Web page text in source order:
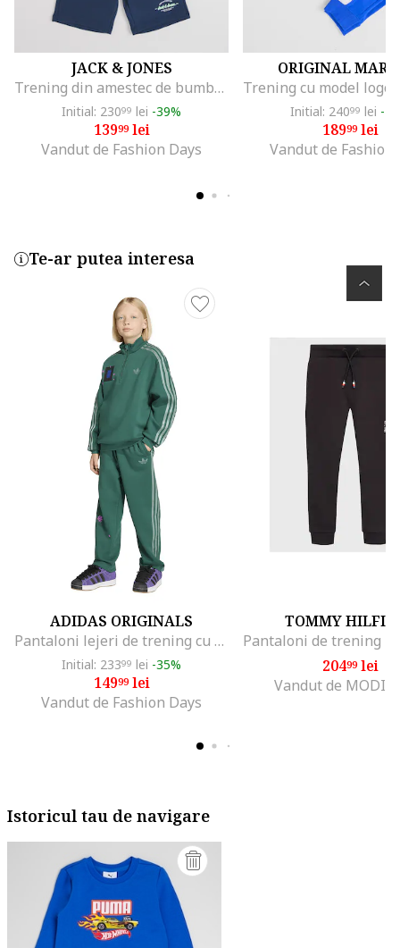
JACK & JONES
Trening din amestec de bumbac organic cu pantaloni scurti, Bleumarin
Initial: 23099 lei -39%
13999lei
Vandut de Fashion Days
ORIGINAL
Initial: 24099 lei -
18999lei
Vandut de Fashion
Te-ar putea interesa
ADIDAS ORIGINALS
Pantaloni lejeri de trening cu cordon Minecraft, Verde
Initial: 23399 lei -35%
14999lei
Vandut de Fashion Days
TOMMY
20499lei
Vandut de
Istoricul tau de navigare